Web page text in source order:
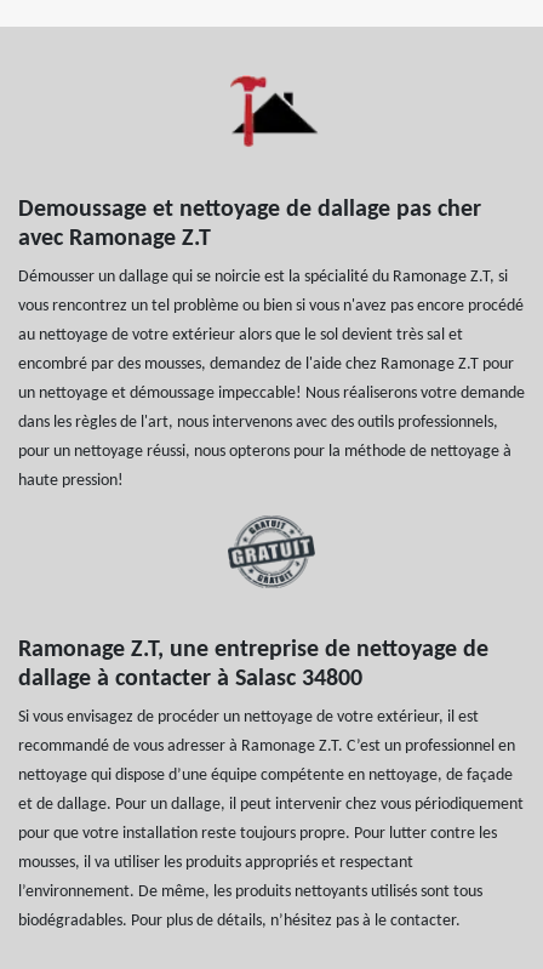
Demoussage et nettoyage de dallage pas cher
avec Ramonage Z.T
Démousser un dallage qui se noircie est la spécialité du Ramonage Z.T, si
vous rencontrez un tel problème ou bien si vous n'avez pas encore procédé
au nettoyage de votre extérieur alors que le sol devient très sal et
encombré par des mousses, demandez de l'aide chez Ramonage Z.T pour
un nettoyage et démoussage impeccable! Nous réaliserons votre demande
dans les règles de l'art, nous intervenons avec des outils professionnels,
pour un nettoyage réussi, nous opterons pour la méthode de nettoyage à
haute pression!
Ramonage Z.T, une entreprise de nettoyage de
dallage à contacter à Salasc 34800
Si vous envisagez de procéder un nettoyage de votre extérieur, il est
recommandé de vous adresser à Ramonage Z.T. C’est un professionnel en
nettoyage qui dispose d’une équipe compétente en nettoyage, de façade
et de dallage. Pour un dallage, il peut intervenir chez vous périodiquement
pour que votre installation reste toujours propre. Pour lutter contre les
mousses, il va utiliser les produits appropriés et respectant
l’environnement. De même, les produits nettoyants utilisés sont tous
biodégradables. Pour plus de détails, n’hésitez pas à le contacter.